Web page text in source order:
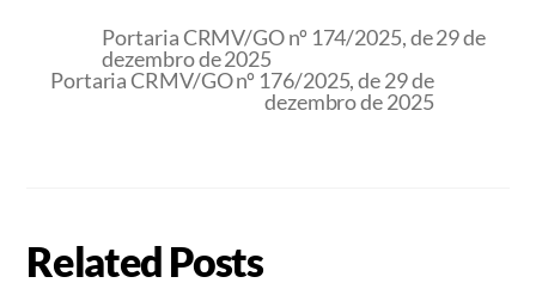
Portaria CRMV/GO nº 174/2025, de 29 de
dezembro de 2025
Portaria CRMV/GO nº 176/2025, de 29 de
dezembro de 2025
Related Posts